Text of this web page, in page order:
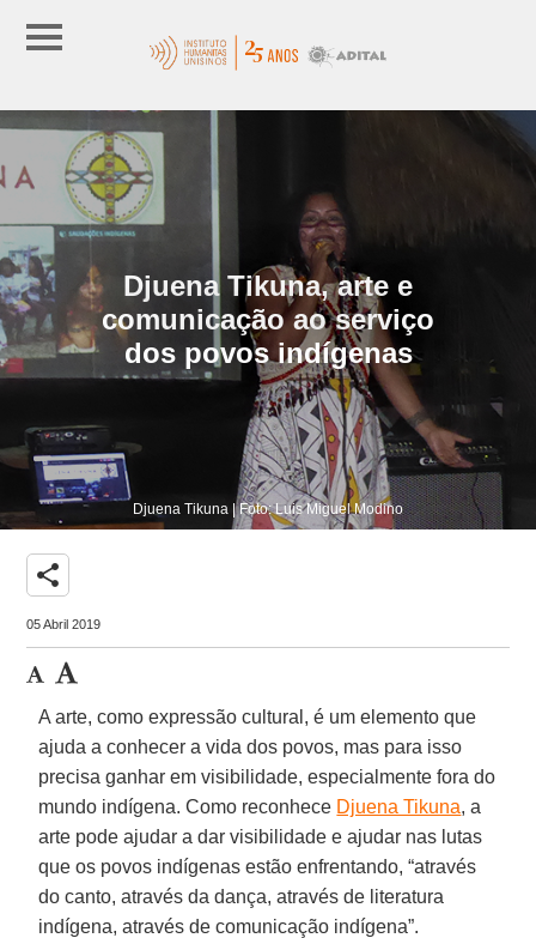
Djuena Tikuna, arte e
comunicação ao serviço
dos povos indígenas
Djuena Tikuna | Foto: Luis Miguel Modino
share
05 Abril 2019
A arte, como expressão cultural, é um elemento que
ajuda a conhecer a vida dos povos, mas para isso
precisa ganhar em visibilidade, especialmente fora do
mundo indígena. Como reconhece Djuena Tikuna, a
arte pode ajudar a dar visibilidade e ajudar nas lutas
que os povos indígenas estão enfrentando, “através
do canto, através da dança, através de literatura
indígena, através de comunicação indígena”.